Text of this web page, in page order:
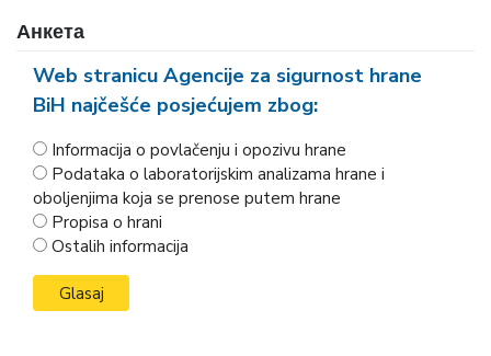
Анкета
Web stranicu Agencije za sigurnost hrane
BiH najčešće posjećujem zbog:
Informacija o povlačenju i opozivu hrane
Podataka o laboratorijskim analizama hrane i
oboljenjima koja se prenose putem hrane
Propisa o hrani
Ostalih informacija